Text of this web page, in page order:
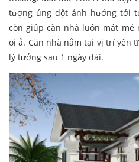
tượng úng dột ảnh hưởng tới
còn giúp căn nhà luôn mát mẻ
oi ả. Căn nhà nằm tại vị trí yên
lý tưởng sau 1 ngày dài.